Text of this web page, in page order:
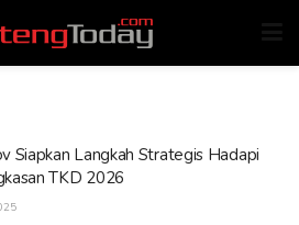
Siapkan Langkah Strategis Hadapi
TKD 2026